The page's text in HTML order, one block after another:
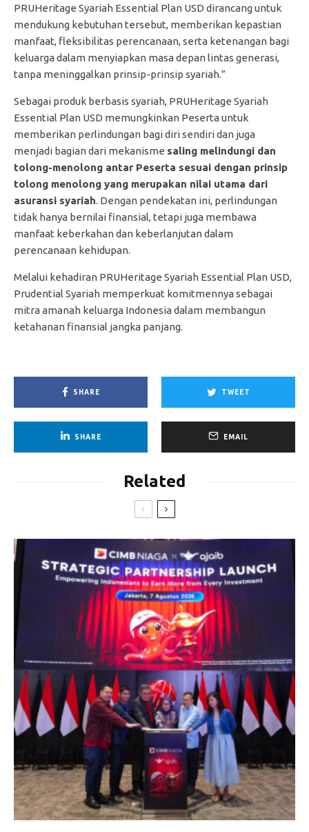
PRUHeritage Syariah Essential Plan USD dirancang untuk
mendukung kebutuhan tersebut, memberikan kepastian
manfaat, fleksibilitas perencanaan, serta ketenangan bagi
keluarga dalam menyiapkan masa depan lintas generasi,
tanpa meninggalkan prinsip-prinsip syariah.”
Sebagai produk berbasis syariah, PRUHeritage Syariah
Essential Plan USD memungkinkan Peserta untuk
memberikan perlindungan bagi diri sendiri dan juga
menjadi bagian dari mekanisme saling melindungi dan
tolong-menolong antar Peserta sesuai dengan prinsip
tolong menolong yang merupakan nilai utama dari
asuransi syariah. Dengan pendekatan ini, perlindungan
tidak hanya bernilai finansial, tetapi juga membawa
manfaat keberkahan dan keberlanjutan dalam
perencanaan kehidupan.
Melalui kehadiran PRUHeritage Syariah Essential Plan USD,
Prudential Syariah memperkuat komitmennya sebagai
mitra amanah keluarga Indonesia dalam membangun
ketahanan finansial jangka panjang.
SHARE TWEET
SHARE EMAIL
Related